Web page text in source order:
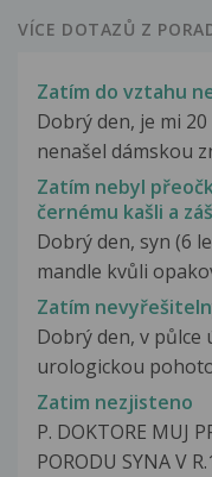
VÍCE DOTAZŮ Z
Zatím do vztahu
Dobrý den, je mi
nenašel dámskou
Zatím nebyl
černému kašli a
Dobrý den, syn (6
mandle kvůli
Zatím
Dobrý den, v půlce
urologickou
Zatim nezjisteno
P. DOKTORE MUJ
PORODU SYNA V